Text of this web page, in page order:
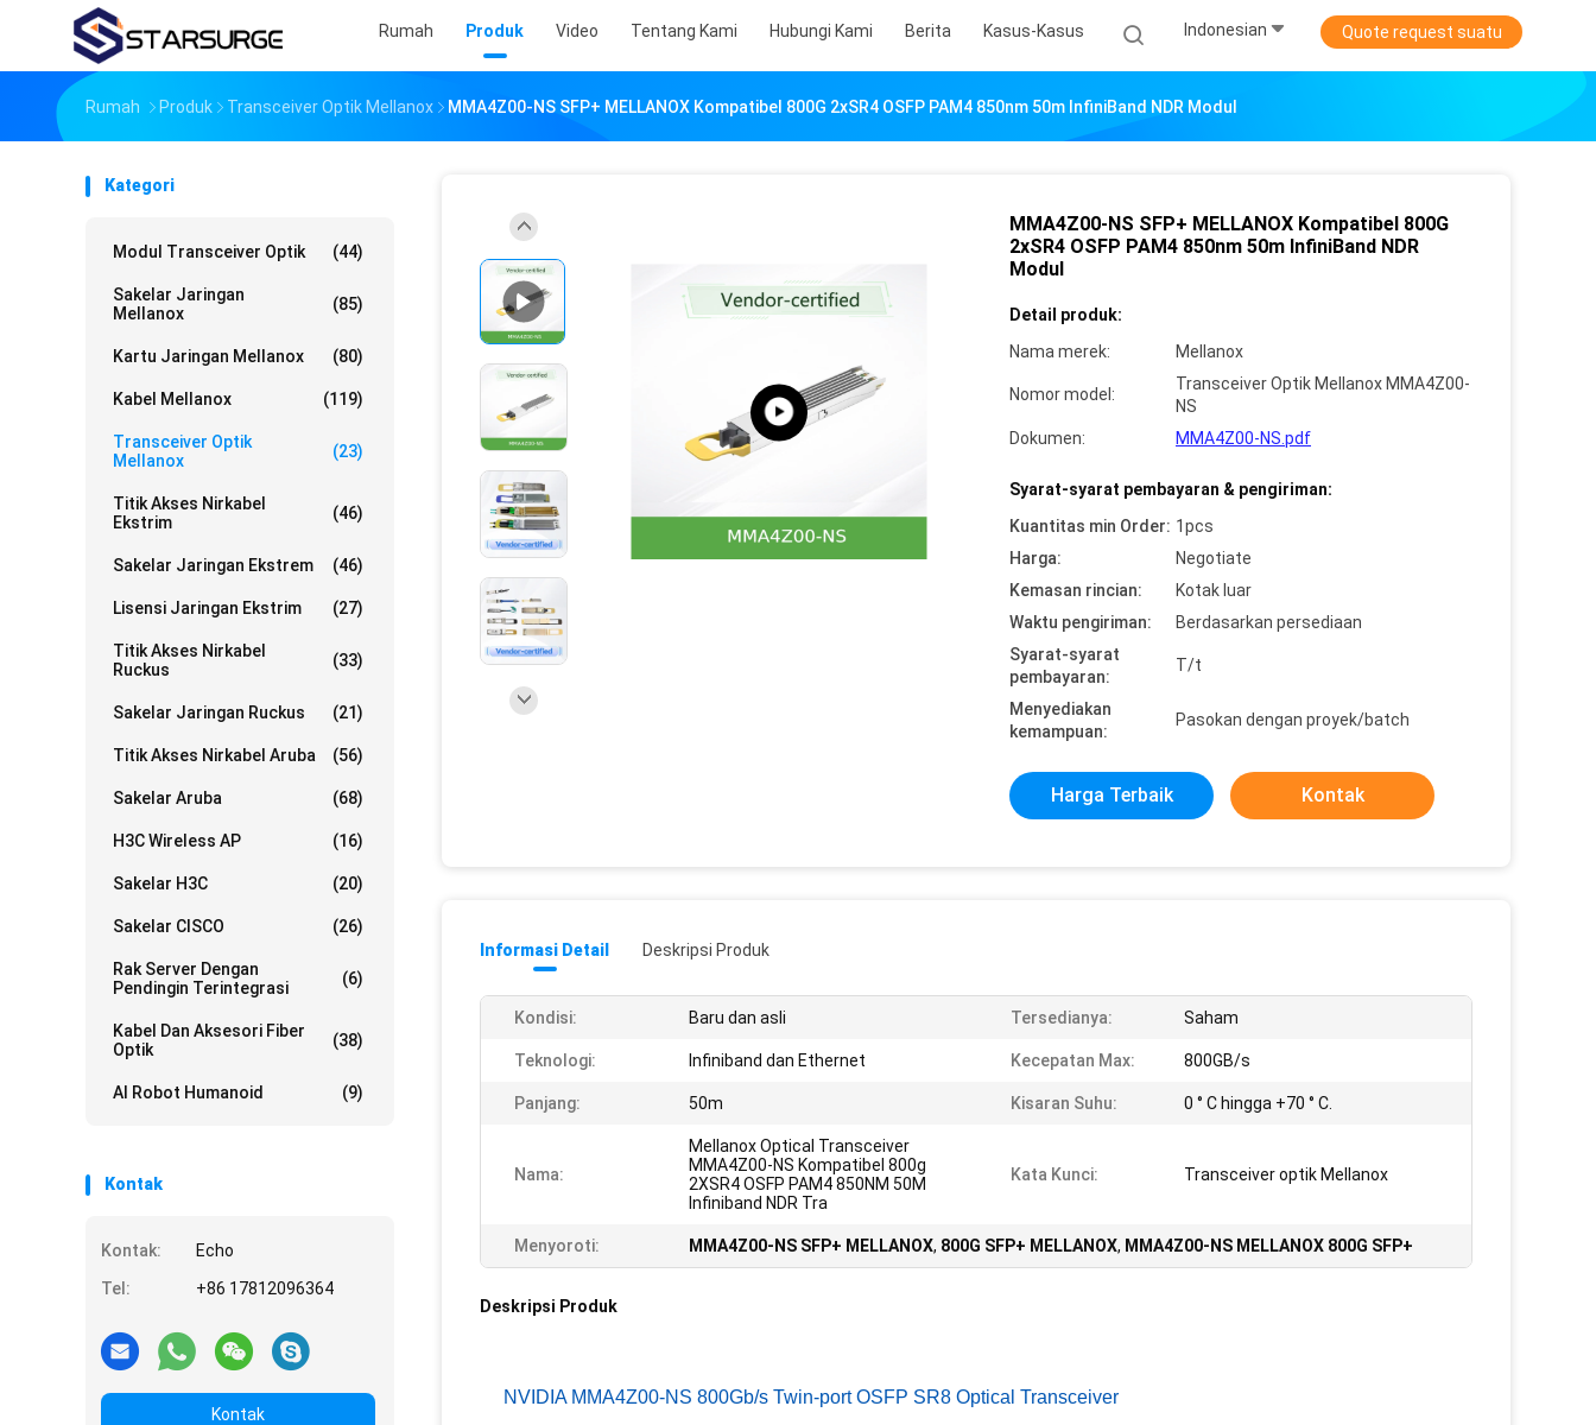
Rumah Produk Video Tentang Kami Hubungi Kami Berita Kasus-Kasus Indonesian Quote request suatu
Rumah Produk Transceiver Optik Mellanox MMA4Z00-NS SFP+ MELLANOX Kompatibel 800G 2xSR4 OSFP PAM4 850nm 50m InfiniBand NDR Modul
Kategori
Modul Transceiver Optik (44)
Sakelar Jaringan
Mellanox
(85)
Kartu Jaringan Mellanox (80)
Kabel Mellanox (119)
Transceiver Optik
Mellanox
(23)
Titik Akses Nirkabel
Ekstrim
(46)
Sakelar Jaringan Ekstrem (46)
Lisensi Jaringan Ekstrim (27)
Titik Akses Nirkabel
Ruckus
(33)
Sakelar Jaringan Ruckus (21)
Titik Akses Nirkabel Aruba (56)
Sakelar Aruba (68)
H3C Wireless AP (16)
Sakelar H3C (20)
Sakelar CISCO (26)
Rak Server Dengan
Pendingin Terintegrasi
(6)
Kabel Dan Aksesori Fiber
Optik
(38)
AI Robot Humanoid (9)
Kontak
Kontak:
Echo
Tel:
+86 17812096364
Kontak
MMA4Z00-NS SFP+ MELLANOX Kompatibel 800G
2xSR4 OSFP PAM4 850nm 50m InfiniBand NDR
Modul
Detail produk:
Nama merek:
Mellanox
Nomor model:
Transceiver Optik Mellanox MMA4Z00-
NS
Dokumen:
MMA4Z00-NS.pdf
Syarat-syarat pembayaran & pengiriman:
Kuantitas min Order: 1pcs
Harga:
Negotiate
Kemasan rincian:
Kotak luar
Waktu pengiriman:
Berdasarkan persediaan
Syarat-syarat
pembayaran:
T/t
Menyediakan
kemampuan:
Pasokan dengan proyek/batch
Harga Terbaik Kontak
Informasi Detail Deskripsi Produk
Kondisi: Baru dan asli Tersedianya: Saham
Teknologi: Infiniband dan Ethernet Kecepatan Max: 800GB/s
Panjang: 50m Kisaran Suhu: 0 ° C hingga +70 ° C.
Nama:
Mellanox Optical Transceiver
MMA4Z00-NS Kompatibel 800g
2XSR4 OSFP PAM4 850NM 50M
Infiniband NDR Tra
Kata Kunci: Transceiver optik Mellanox
Menyoroti: MMA4Z00-NS SFP+ MELLANOX, 800G SFP+ MELLANOX, MMA4Z00-NS MELLANOX 800G SFP+
Deskripsi Produk
NVIDIA MMA4Z00-NS 800Gb/s Twin-port OSFP SR8 Optical Transceiver